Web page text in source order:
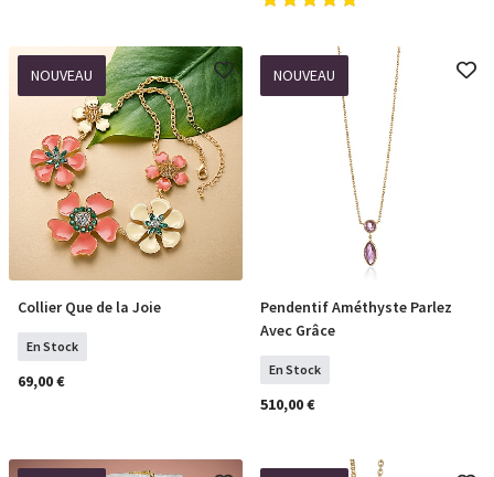
NOUVEAU
COMMANDER
Collier Que de la Joie
En Stock
69,00 €
NOUVEAU
COMMANDER
Pendentif Améthyste Parlez
Avec Grâce
En Stock
510,00 €